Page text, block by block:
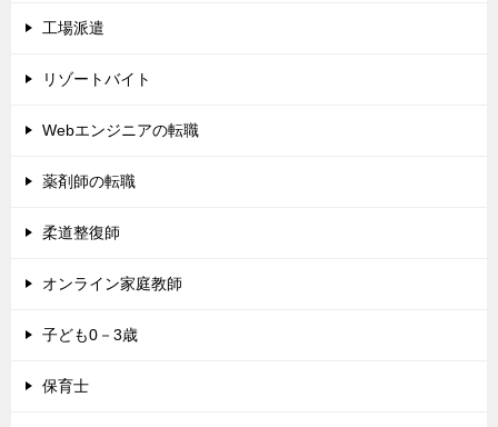
工場派遣
リゾートバイト
Webエンジニアの転職
薬剤師の転職
柔道整復師
オンライン家庭教師
子ども0－3歳
保育士